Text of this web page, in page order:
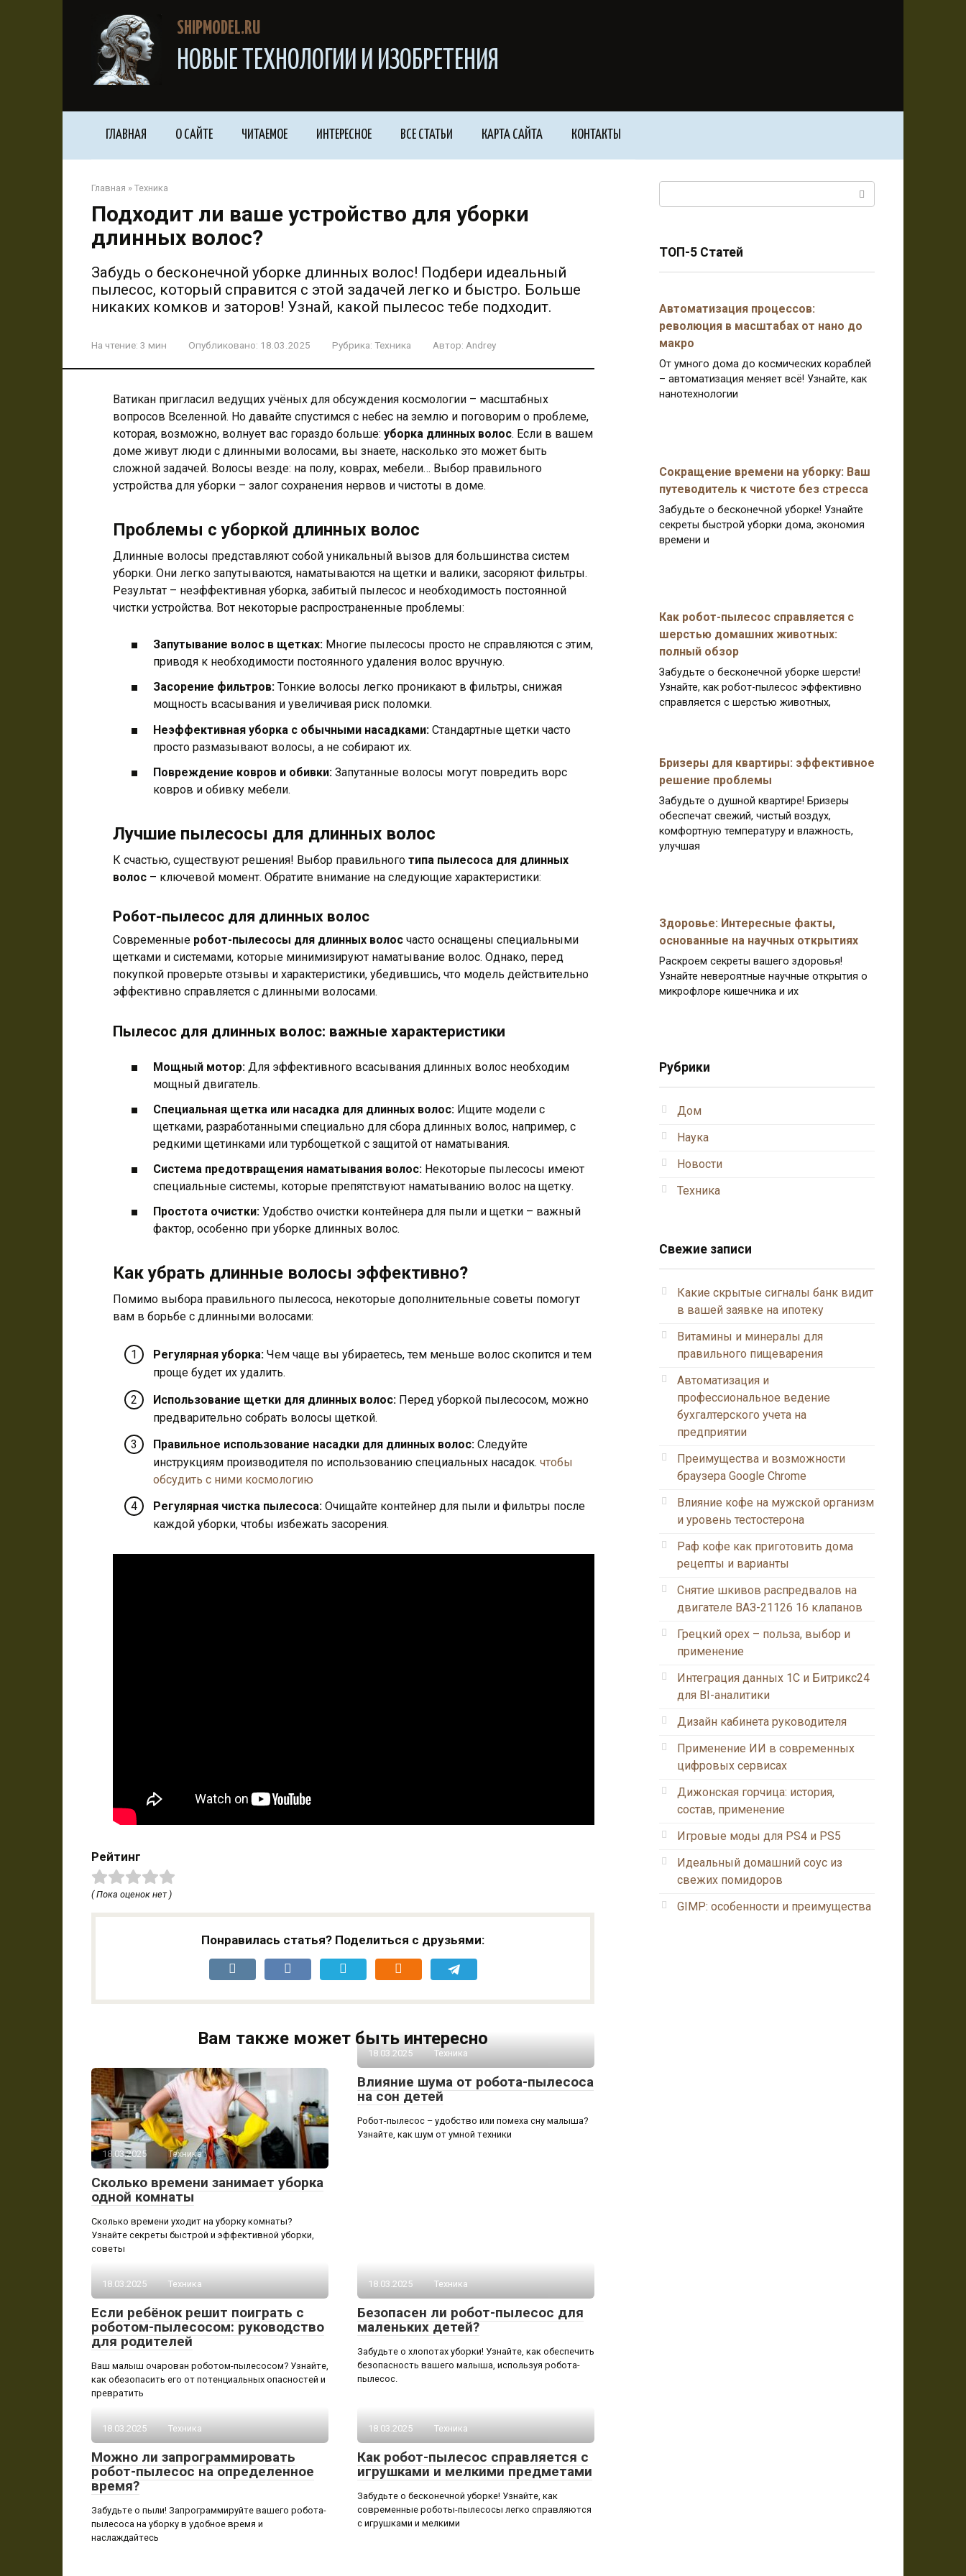
SHIPMODEL.RU
НОВЫЕ ТЕХНОЛОГИИ И ИЗОБРЕТЕНИЯ
ГЛАВНАЯ О САЙТЕ ЧИТАЕМОЕ ИНТЕРЕСНОЕ ВСЕ СТАТЬИ КАРТА САЙТА КОНТАКТЫ
Главная » Техника
Подходит ли ваше устройство для уборки
длинных волос?
Забудь о бесконечной уборке длинных волос! Подбери идеальный
пылесос, который справится с этой задачей легко и быстро. Больше
никаких комков и заторов! Узнай, какой пылесос тебе подходит.
На чтение: 3 мин Опубликовано: 18.03.2025 Рубрика: Техника Автор: Andrey
Ватикан пригласил ведущих учёных для обсуждения космологии – масштабных
вопросов Вселенной. Но давайте спустимся с небес на землю и поговорим о проблеме,
которая, возможно, волнует вас гораздо больше: уборка длинных волос. Если в вашем
доме живут люди с длинными волосами, вы знаете, насколько это может быть
сложной задачей. Волосы везде: на полу, коврах, мебели… Выбор правильного
устройства для уборки – залог сохранения нервов и чистоты в доме.
Проблемы с уборкой длинных волос
Длинные волосы представляют собой уникальный вызов для большинства систем
уборки. Они легко запутываются, наматываются на щетки и валики, засоряют фильтры.
Результат – неэффективная уборка, забитый пылесос и необходимость постоянной
чистки устройства. Вот некоторые распространенные проблемы:
Запутывание волос в щетках: Многие пылесосы просто не справляются с этим,
приводя к необходимости постоянного удаления волос вручную.
Засорение фильтров: Тонкие волосы легко проникают в фильтры, снижая
мощность всасывания и увеличивая риск поломки.
Неэффективная уборка с обычными насадками: Стандартные щетки часто
просто размазывают волосы, а не собирают их.
Повреждение ковров и обивки: Запутанные волосы могут повредить ворс
ковров и обивку мебели.
Лучшие пылесосы для длинных волос
К счастью, существуют решения! Выбор правильного типа пылесоса для длинных
волос – ключевой момент. Обратите внимание на следующие характеристики:
Робот-пылесос для длинных волос
Современные робот-пылесосы для длинных волос часто оснащены специальными
щетками и системами, которые минимизируют наматывание волос. Однако, перед
покупкой проверьте отзывы и характеристики, убедившись, что модель действительно
эффективно справляется с длинными волосами.
Пылесос для длинных волос: важные характеристики
Мощный мотор: Для эффективного всасывания длинных волос необходим
мощный двигатель.
Специальная щетка или насадка для длинных волос: Ищите модели с
щетками, разработанными специально для сбора длинных волос, например, с
редкими щетинками или турбощеткой с защитой от наматывания.
Система предотвращения наматывания волос: Некоторые пылесосы имеют
специальные системы, которые препятствуют наматыванию волос на щетку.
Простота очистки: Удобство очистки контейнера для пыли и щетки – важный
фактор, особенно при уборке длинных волос.
Как убрать длинные волосы эффективно?
Помимо выбора правильного пылесоса, некоторые дополнительные советы помогут
вам в борьбе с длинными волосами:
Регулярная уборка: Чем чаще вы убираетесь, тем меньше волос скопится и тем
проще будет их удалить.
Использование щетки для длинных волос: Перед уборкой пылесосом, можно
предварительно собрать волосы щеткой.
Правильное использование насадки для длинных волос: Следуйте
инструкциям производителя по использованию специальных насадок. чтобы
обсудить с ними космологию
Регулярная чистка пылесоса: Очищайте контейнер для пыли и фильтры после
каждой уборки, чтобы избежать засорения.
Рейтинг
( Пока оценок нет )
Понравилась статья? Поделиться с друзьями:
Вам также может быть интересно
18.03.2025 Техника
Сколько времени занимает уборка
одной комнаты
Сколько времени уходит на уборку комнаты?
Узнайте секреты быстрой и эффективной уборки,
советы
18.03.2025 Техника
Влияние шума от робота-пылесоса
на сон детей
Робот-пылесос – удобство или помеха сну малыша?
Узнайте, как шум от умной техники
18.03.2025 Техника
Если ребёнок решит поиграть с
роботом-пылесосом: руководство
для родителей
Ваш малыш очарован роботом-пылесосом? Узнайте,
как обезопасить его от потенциальных опасностей и
превратить
18.03.2025 Техника
Безопасен ли робот-пылесос для
маленьких детей?
Забудьте о хлопотах уборки! Узнайте, как обеспечить
безопасность вашего малыша, используя робота-
пылесос.
18.03.2025 Техника
Можно ли запрограммировать
робот-пылесос на определенное
время?
Забудьте о пыли! Запрограммируйте вашего робота-
пылесоса на уборку в удобное время и
наслаждайтесь
18.03.2025 Техника
Как робот-пылесос справляется с
игрушками и мелкими предметами
Забудьте о бесконечной уборке! Узнайте, как
современные роботы-пылесосы легко справляются
с игрушками и мелкими
ТОП-5 Статей
Автоматизация процессов:
революция в масштабах от нано до
макро
От умного дома до космических кораблей
– автоматизация меняет всё! Узнайте, как
нанотехнологии
Сокращение времени на уборку: Ваш
путеводитель к чистоте без стресса
Забудьте о бесконечной уборке! Узнайте
секреты быстрой уборки дома, экономия
времени и
Как робот-пылесос справляется с
шерстью домашних животных:
полный обзор
Забудьте о бесконечной уборке шерсти!
Узнайте, как робот-пылесос эффективно
справляется с шерстью животных,
Бризеры для квартиры: эффективное
решение проблемы
Забудьте о душной квартире! Бризеры
обеспечат свежий, чистый воздух,
комфортную температуру и влажность,
улучшая
Здоровье: Интересные факты,
основанные на научных открытиях
Раскроем секреты вашего здоровья!
Узнайте невероятные научные открытия о
микрофлоре кишечника и их
Рубрики
Дом
Наука
Новости
Техника
Свежие записи
Какие скрытые сигналы банк видит
в вашей заявке на ипотеку
Витамины и минералы для
правильного пищеварения
Автоматизация и
профессиональное ведение
бухгалтерского учета на
предприятии
Преимущества и возможности
браузера Google Chrome
Влияние кофе на мужской организм
и уровень тестостерона
Раф кофе как приготовить дома
рецепты и варианты
Снятие шкивов распредвалов на
двигателе ВАЗ-21126 16 клапанов
Грецкий орех – польза, выбор и
применение
Интеграция данных 1С и Битрикс24
для BI-аналитики
Дизайн кабинета руководителя
Применение ИИ в современных
цифровых сервисах
Дижонская горчица: история,
состав, применение
Игровые моды для PS4 и PS5
Идеальный домашний соус из
свежих помидоров
GIMP: особенности и преимущества